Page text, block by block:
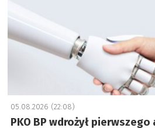
05.08.2026 (22:08)
PKO BP wdrożył pierwszego